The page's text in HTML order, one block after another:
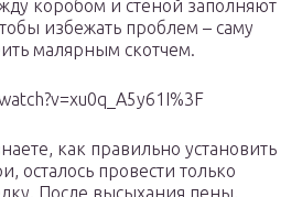
коробом и стеной заполняют
избежать проблем – саму
малярным скотчем.
как правильно установить
осталось провести только
После высыхания пены,